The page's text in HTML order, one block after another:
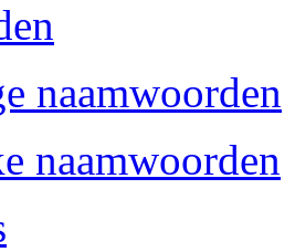
naamwoorden
naamwoorden